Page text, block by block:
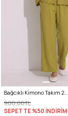
Bağcıklı Kimono Takım 26610 - YAĞ YEŞİLİ
900,00TL
SEPETTE %50 İNDİRİM